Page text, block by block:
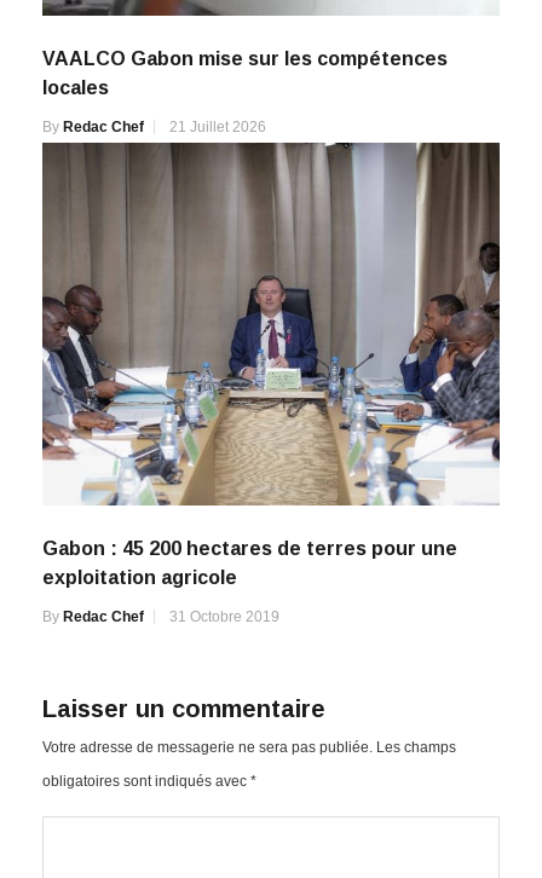
VAALCO Gabon mise sur les compétences
locales
By Redac Chef 21 Juillet 2026
Gabon : 45 200 hectares de terres pour une
exploitation agricole
By Redac Chef 31 Octobre 2019
Laisser un commentaire
Votre adresse de messagerie ne sera pas publiée. Les champs
obligatoires sont indiqués avec *